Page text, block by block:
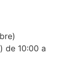
de 10:00 a